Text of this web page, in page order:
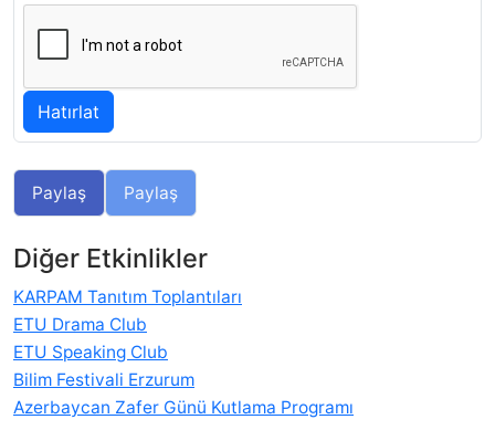
Paylaş Paylaş
Diğer Etkinlikler
KARPAM Tanıtım Toplantıları
ETU Drama Club
ETU Speaking Club
Bilim Festivali Erzurum
Azerbaycan Zafer Günü Kutlama Programı